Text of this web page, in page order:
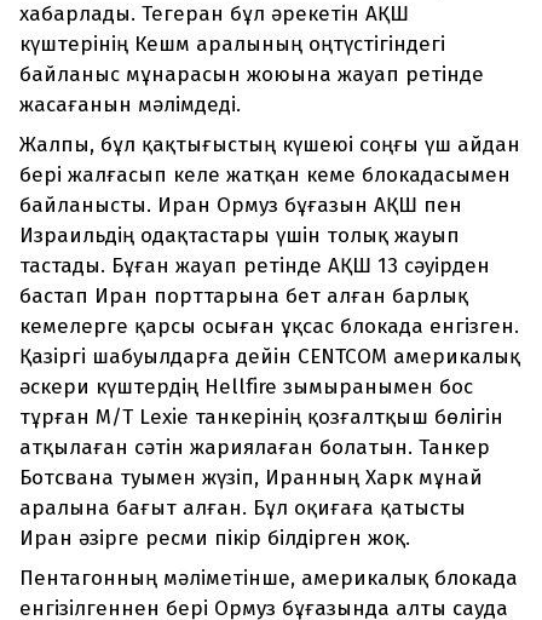
хабарлады. Тегеран бұл әрекетін АҚШ
күштерінің Кешм аралының оңтүстігіндегі
байланыс мұнарасын жоюына жауап ретінде
жасағанын мәлімдеді.
Жалпы, бұл қақтығыстың күшеюі соңғы үш айдан
бері жалғасып келе жатқан кеме блокадасымен
байланысты. Иран Ормуз бұғазын АҚШ пен
Израильдің одақтастары үшін толық жауып
тастады. Бұған жауап ретінде АҚШ 13 сәуірден
бастап Иран порттарына бет алған барлық
кемелерге қарсы осыған ұқсас блокада енгізген.
Қазіргі шабуылдарға дейін CENTCOM америкалық
әскери күштердің Hellfire зымыранымен бос
тұрған M/T Lexie танкерінің қозғалтқыш бөлігін
атқылаған сәтін жариялаған болатын. Танкер
Ботсвана туымен жүзіп, Иранның Харк мұнай
аралына бағыт алған. Бұл оқиғаға қатысты
Иран әзірге ресми пікір білдірген жоқ.
Пентагонның мәліметінше, америкалық блокада
енгізілгеннен бері Ормуз бұғазында алты сауда